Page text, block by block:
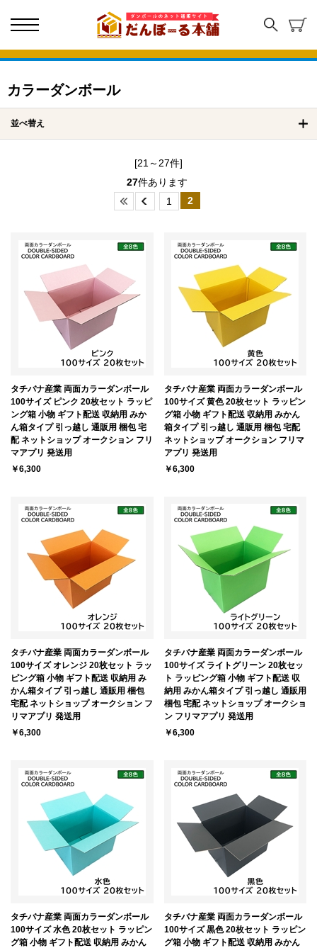
カラーダンボール
並べ替え
[21～27件]
27件あります
1
2
タチバナ産業 両面カラーダンボール
100サイズ ピンク 20枚セット ラッピ
ング箱 小物 ギフト配送 収納用 みか
ん箱タイプ 引っ越し 通販用 梱包 宅
配 ネットショップ オークション フリ
マアプリ 発送用
￥6,300
タチバナ産業 両面カラーダンボール
100サイズ 黄色 20枚セット ラッピン
グ箱 小物 ギフト配送 収納用 みかん
箱タイプ 引っ越し 通販用 梱包 宅配
ネットショップ オークション フリマ
アプリ 発送用
￥6,300
タチバナ産業 両面カラーダンボール
100サイズ オレンジ 20枚セット ラッ
ピング箱 小物 ギフト配送 収納用 み
かん箱タイプ 引っ越し 通販用 梱包
宅配 ネットショップ オークション フ
リマアプリ 発送用
￥6,300
タチバナ産業 両面カラーダンボール
100サイズ ライトグリーン 20枚セッ
ト ラッピング箱 小物 ギフト配送 収
納用 みかん箱タイプ 引っ越し 通販用
梱包 宅配 ネットショップ オークショ
ン フリマアプリ 発送用
￥6,300
タチバナ産業 両面カラーダンボール
100サイズ 水色 20枚セット ラッピン
グ箱 小物 ギフト配送 収納用 みかん
タチバナ産業 両面カラーダンボール
100サイズ 黒色 20枚セット ラッピン
グ箱 小物 ギフト配送 収納用 みかん